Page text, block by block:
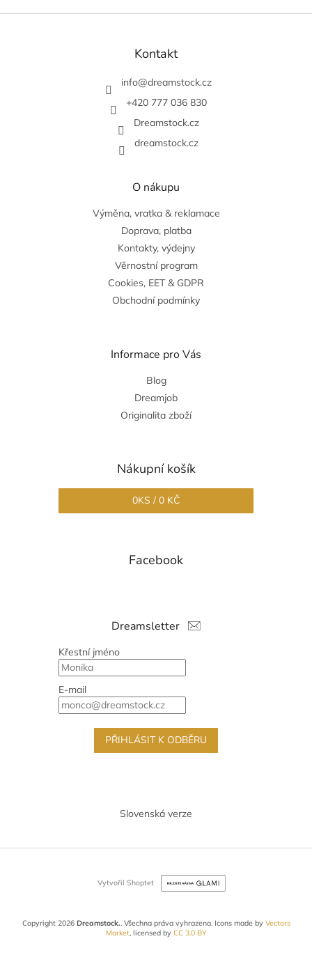
Z
Kontakt
info@dreamstock.cz
+420 777 036 830
Dreamstock.cz
dreamstock.cz
O nákupu
Výměna, vratka & reklamace
Doprava, platba
Kontakty, výdejny
Věrnostní program
Cookies, EET & GDPR
Obchodní podmínky
Informace pro Vás
Blog
Dreamjob
Originalita zboží
Nákupní košík
0KS / 0 KČ
Facebook
Dreamsletter
Křestní jméno
E-mail
PŘIHLÁSIT K ODBĚRU
Slovenská verze
Vytvořil Shoptet
Copyright 2026 Dreamstock.. Všechna práva vyhrazena. Icons made by Vectors
Market, licensed by CC 3.0 BY